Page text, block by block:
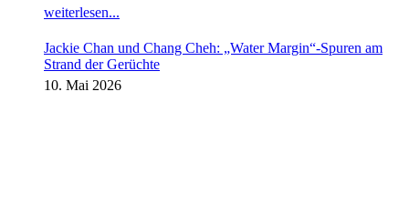
weiterlesen...
Jackie Chan und Chang Cheh: „Water Margin“-Spuren am
Strand der Gerüchte
10. Mai 2026